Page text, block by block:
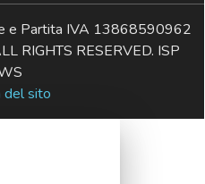
e Partita IVA 13868590962
RIGHTS RESERVED. ISP
del sito